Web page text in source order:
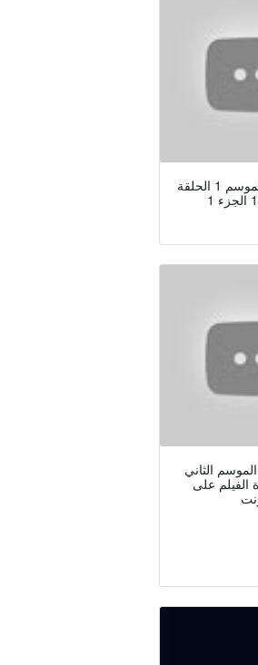
العشق الممنوع الموسم 1 الحلقة
الثاني
على